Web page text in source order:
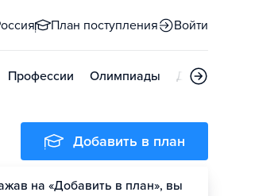
План поступления Войти
Профессии Олимпиады Дни открытых
Добавить в план
на «Добавить в план», вы